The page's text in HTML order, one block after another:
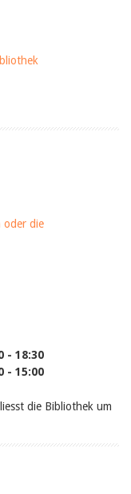
oder die
- 18:30
- 15:00
die Bibliothek um